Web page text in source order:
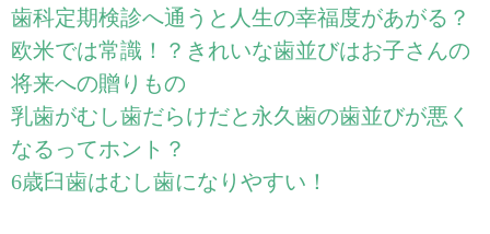
歯科定期検診へ通うと人生の幸福度があがる？
欧米では常識！？きれいな歯並びはお子さんの
将来への贈りもの
乳歯がむし歯だらけだと永久歯の歯並びが悪く
なるってホント？
6歳臼歯はむし歯になりやすい！